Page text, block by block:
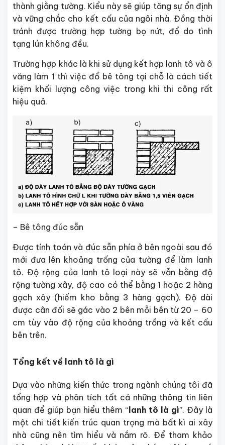
thành giằng tường. Kiểu này sẽ giúp tăng sự ổn định
và vững chắc cho kết cấu của ngôi nhà. Đồng thời
tránh được trường hợp tường bọ nứt, đổ do tình
tạng lún không đều.
Trường hợp khác là khi sử dụng kết hợp lanh tô và ô
văng làm 1 thì việc đổ bê tông tại chỗ là cách tiết
kiệm khối lượng công việc trong khi thi công rất
hiệu quả.
– Bê tông đúc sẵn
Được tính toán và đúc sẵn phía ở bên ngoài sau đó
mới đưa lên khoảng trống của tường để làm lanh
tô. Độ rộng của lanh tô loại này sẽ vẫn bằng độ
rộng tường xây, độ cao có thể bằng 1 hoặc 2 hàng
gạch xây (hiếm kho bằng 3 hàng gạch). Độ dài
được cân đối sẽ gác vào 2 bên mỗi bên từ 20 – 60
cm tùy vào độ rộng của khoảng trồng và kết cấu
bên trên.
Tổng kết về lanh tô là gì
Dựa vào những kiến thức trong ngành chúng tôi đã
tổng hợp và phân tích tất cả những thông tin liên
quan để giúp bạn hiểu thêm “lanh tô là gì”. Đây là
một chi tiết kiến trúc quan trọng mà bất kì ai xây
nhà cũng nên tìm hiểu và nắm rõ. Để tham khảo